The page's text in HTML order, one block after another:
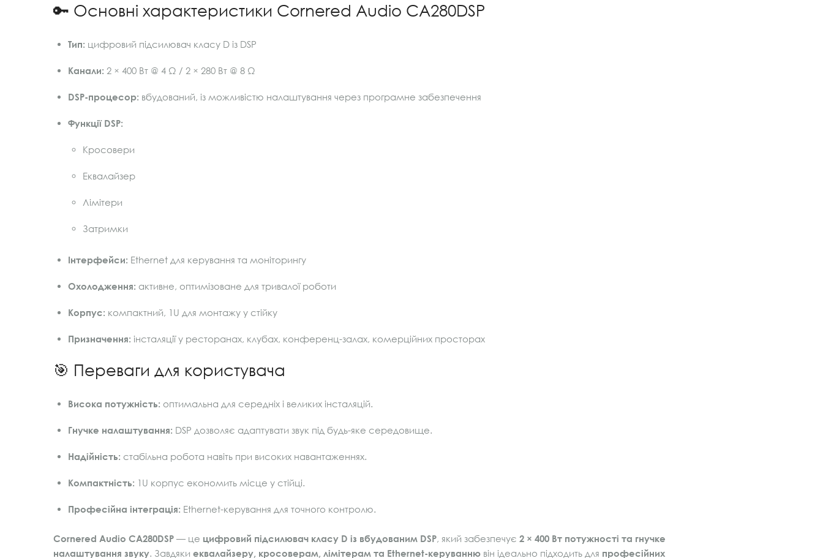
🔑 Основні характеристики Cornered Audio CA280DSP
Тип: цифровий підсилювач класу D із DSP
Канали: 2 × 400 Вт @ 4 Ω / 2 × 280 Вт @ 8 Ω
DSP-процесор: вбудований, із можливістю налаштування через програмне забезпечення
Функції DSP:
Кросовери
Еквалайзер
Лімітери
Затримки
Інтерфейси: Ethernet для керування та моніторингу
Охолодження: активне, оптимізоване для тривалої роботи
Корпус: компактний, 1U для монтажу у стійку
Призначення: інсталяції у ресторанах, клубах, конференц-залах, комерційних просторах
🎯 Переваги для користувача
Висока потужність: оптимальна для середніх і великих інсталяцій.
Гнучке налаштування: DSP дозволяє адаптувати звук під будь-яке середовище.
Надійність: стабільна робота навіть при високих навантаженнях.
Компактність: 1U корпус економить місце у стійці.
Професійна інтеграція: Ethernet-керування для точного контролю.
Cornered Audio CA280DSP — це цифровий підсилювач класу D із вбудованим DSP, який забезпечує 2 × 400 Вт потужності та гнучке
налаштування звуку. Завдяки еквалайзеру, кросоверам, лімітерам та Ethernet-керуванню він ідеально підходить для професійних